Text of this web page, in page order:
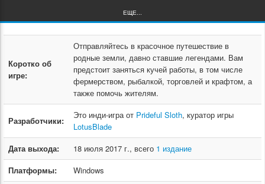
ЕЩЕ...
Коротко об
игре:
Отправляйтесь в красочное путешествие в
родные земли, давно ставшие легендами. Вам
предстоит заняться кучей работы, в том числе
фермерством, рыбалкой, торговлей и крафтом, а
также помочь жителям.
Разработчики:
Это инди-игра от Prideful Sloth, куратор игры
LotusBlade
Дата выхода:
18 июля 2017 г., всего 1 издание
Платформы:
Windows